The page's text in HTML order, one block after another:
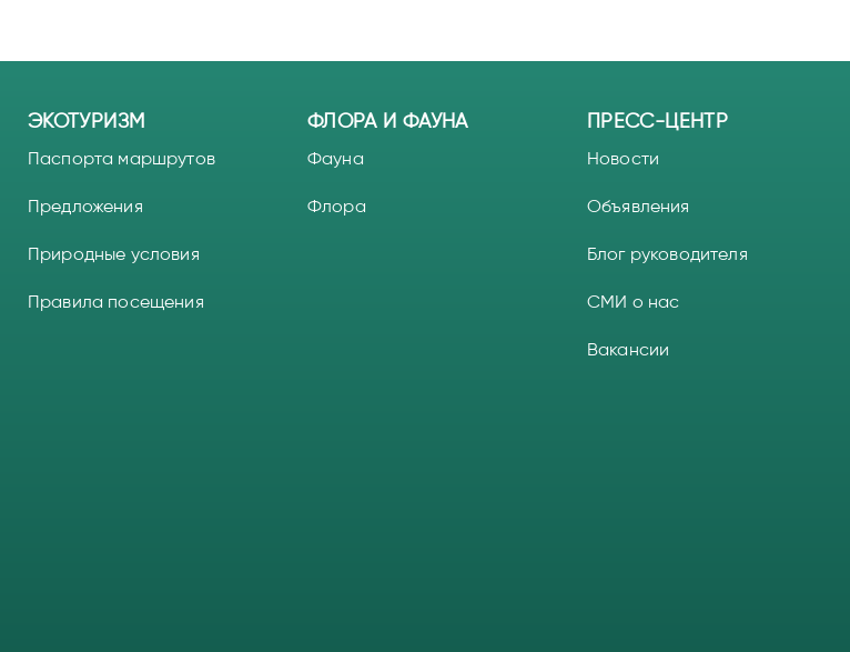
ЭКОТУРИЗМ
Паспорта маршрутов
Предложения
Природные условия
Правила посещения
ФЛОРА И ФАУНА
Фауна
Флора
ПРЕСС-ЦЕНТР
Новости
Объявления
Блог руководителя
СМИ о нас
Вакансии